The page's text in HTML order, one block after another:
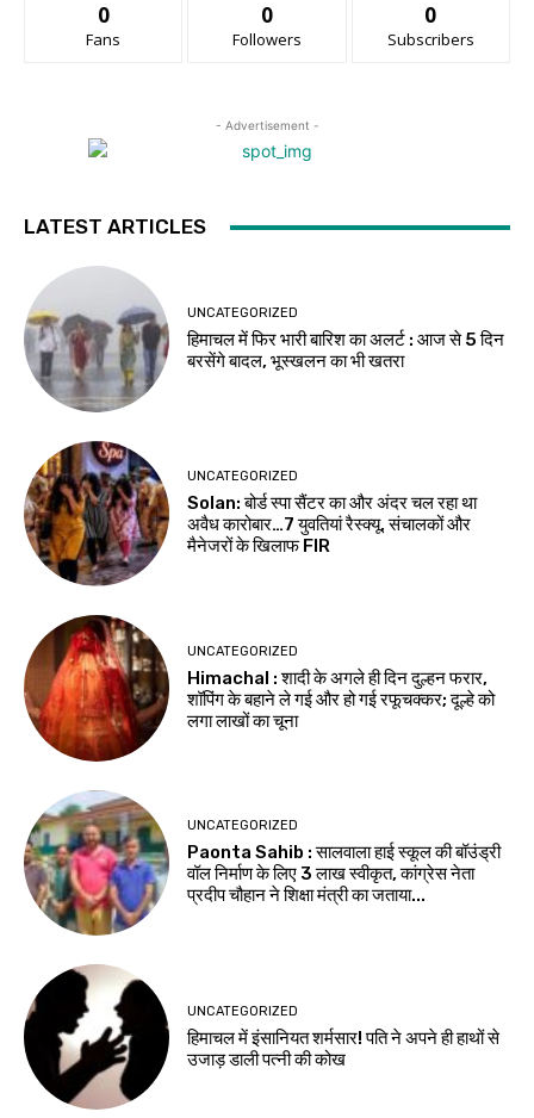
0
Fans
0
Followers
0
Subscribers
- Advertisement -
LATEST ARTICLES
UNCATEGORIZED
हिमाचल में फिर भारी बारिश का अलर्ट : आज से 5 दिन
बरसेंगे बादल, भूस्खलन का भी खतरा
UNCATEGORIZED
Solan: बोर्ड स्पा सैंटर का और अंदर चल रहा था
अवैध कारोबार…7 युवतियां रैस्क्यू, संचालकों और
मैनेजरों के खिलाफ FIR
UNCATEGORIZED
Himachal : शादी के अगले ही दिन दुल्हन फरार,
शॉपिंग के बहाने ले गई और हो गई रफूचक्कर; दूल्हे को
लगा लाखों का चूना
UNCATEGORIZED
Paonta Sahib : सालवाला हाई स्कूल की बॉउंड्री
वॉल निर्माण के लिए ₹3 लाख स्वीकृत, कांग्रेस नेता
प्रदीप चौहान ने शिक्षा मंत्री का जताया...
UNCATEGORIZED
हिमाचल में इंसानियत शर्मसार! पति ने अपने ही हाथों से
उजाड़ डाली पत्नी की कोख